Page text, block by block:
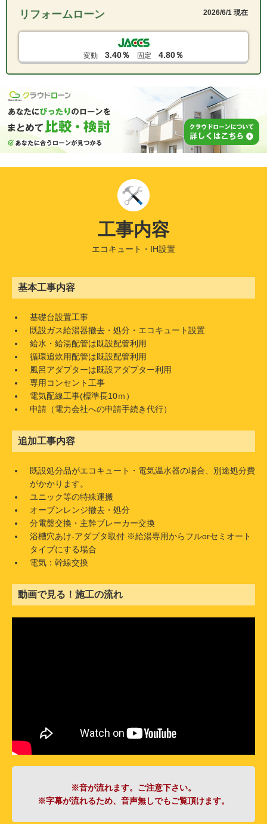
リフォームローン 2026/6/1 現在
変動 3.40％ 固定 4.80％
工事内容
エコキュート・IH設置
基本工事内容
基礎台設置工事
既設ガス給湯器撤去・処分・エコキュート設置
給水・給湯配管は既設配管利用
循環追炊用配管は既設配管利用
風呂アダプターは既設アダプター利用
専用コンセント工事
電気配線工事(標準長10ｍ）
申請（電力会社への申請手続き代行）
追加工事内容
既設処分品がエコキュート・電気温水器の場合、別途処分費
がかかります。
ユニック等の特殊運搬
オーブンレンジ撤去・処分
分電盤交換・主幹ブレーカー交換
浴槽穴あけ-アダプタ取付 ※給湯専用からフルorセミオート
タイプにする場合
電気：幹線交換
動画で見る！施工の流れ
※音が流れます。ご注意下さい。
※字幕が流れるため、音声無しでもご覧頂けます。